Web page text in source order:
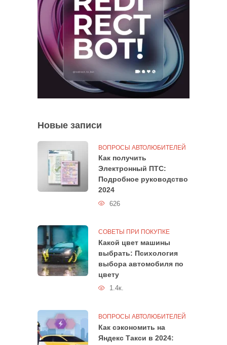
Новые записи
ВОПРОСЫ АВТОЛЮБИТЕЛЕЙ
Как получить
Электронный ПТС:
Подробное руководство
2024
626
СОВЕТЫ ПРИ ПОКУПКЕ
Какой цвет машины
выбрать: Психология
выбора автомобиля по
цвету
1.4к.
ВОПРОСЫ АВТОЛЮБИТЕЛЕЙ
Как сэкономить на
Яндекс Такси в 2024: